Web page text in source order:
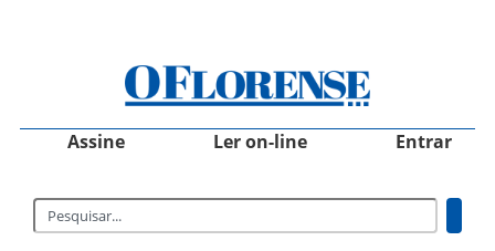
Assine Ler on-line Entrar